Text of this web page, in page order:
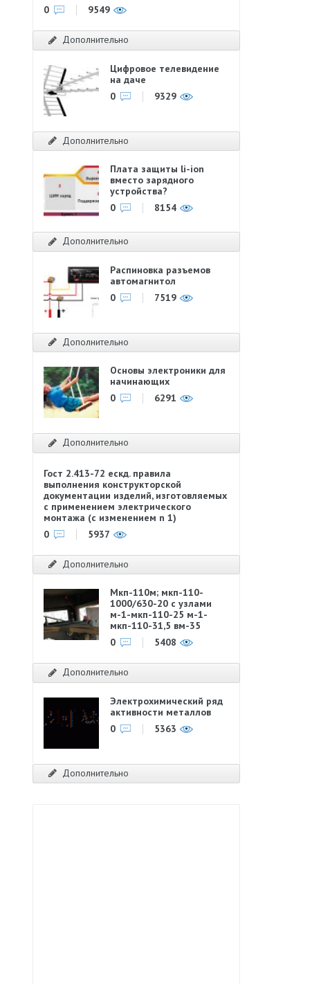
0
9549
Дополнительно
Цифровое телевидение
на даче
0
9329
Дополнительно
Плата защиты li-ion
вместо зарядного
устройства?
0
8154
Дополнительно
Распиновка разъемов
автомагнитол
0
7519
Дополнительно
Основы электроники для
начинающих
0
6291
Дополнительно
Гост 2.413-72 ескд. правила
выполнения конструкторской
документации изделий, изготовляемых
с применением электрического
монтажа (с изменением n 1)
0
5937
Дополнительно
Мкп-110м; мкп-110-
1000/630-20 с узлами
м-1-мкп-110-25 м-1-
мкп-110-31,5 вм-35
0
5408
Дополнительно
Электрохимический ряд
активности металлов
0
5363
Дополнительно